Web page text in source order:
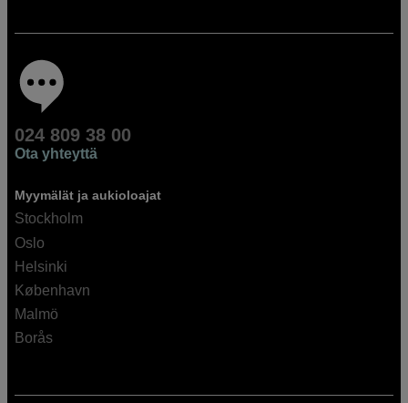
024 809 38 00
Ota yhteyttä
Myymälät ja aukioloajat
Stockholm
Oslo
Helsinki
København
Malmö
Borås